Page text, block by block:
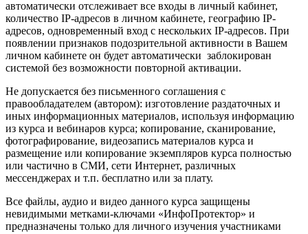
автоматически отслеживает все входы в личный кабинет,
количество IP-адресов в личном кабинете, географию IP-
адресов, одновременный вход с нескольких IP-адресов. При
появлении признаков подозрительной активности в Вашем
личном кабинете он будет автоматически заблокирован
системой без возможности повторной активации.
Не допускается без письменного соглашения с
правообладателем (автором): изготовление раздаточных и
иных информационных материалов, используя информацию
из курса и вебинаров курса; копирование, сканирование,
фотографирование, видеозапись материалов курса и
размещение или копирование экземпляров курса полностью
или частично в СМИ, сети Интернет, различных
мессенджерах и т.п. бесплатно или за плату.
Все файлы, аудио и видео данного курса защищены
невидимыми метками-ключами «ИнфоПротектор» и
предназначены только для личного изучения участниками